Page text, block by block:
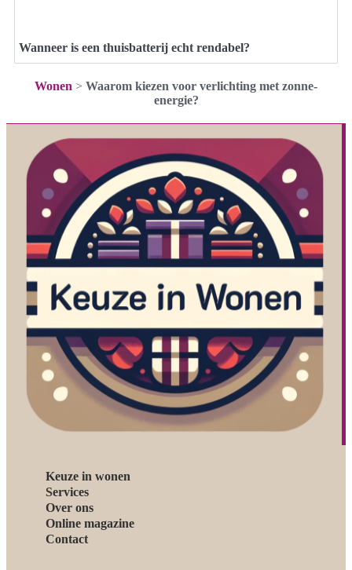
Wanneer is een thuisbatterij echt rendabel?
Wonen > Waarom kiezen voor verlichting met zonne-
energie?
Keuze in wonen
Services
Over ons
Online magazine
Contact